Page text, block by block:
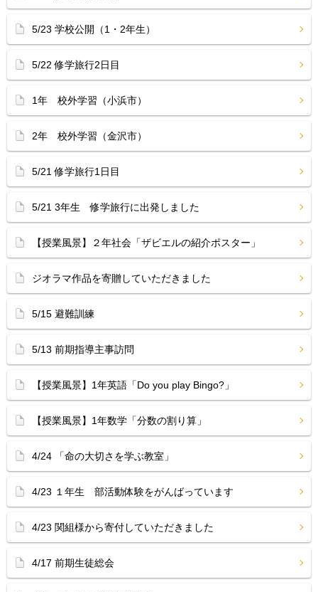
5/23 学校公開（1・2年生）
5/22 修学旅行2日目
1年 校外学習（小浜市）
2年 校外学習（金沢市）
5/21 修学旅行1日目
5/21 3年生 修学旅行に出発しました
【授業風景】２年社会「ザビエルの紹介ポスター」
ジオラマ作品を寄贈していただきました
5/15 避難訓練
5/13 前期指導主事訪問
【授業風景】1年英語「Do you play Bingo?」
【授業風景】1年数学「分数の割り算」
4/24 「命の大切さを学ぶ教室」
4/23 １年生 部活動体験をがんばっています
4/23 関組様から寄付していただきました
4/17 前期生徒総会